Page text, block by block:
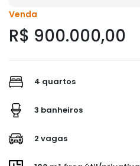
Venda
R$ 900.000,00
4 quartos
3 banheiros
2 vagas